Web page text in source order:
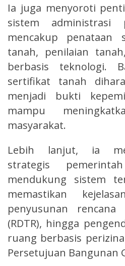
Ia juga menyoroti
sistem administrasi
mencakup penataan
tanah, penilaian
berbasis teknologi.
sertifikat tanah
menjadi bukti
mampu
masyarakat.
Lebih lanjut, ia
strategis
mendukung sistem
memastikan
penyusunan
(RDTR), hingga
ruang berbasis
Persetujuan Bangunan